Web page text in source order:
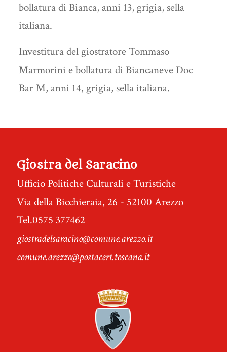
bollatura di Bianca, anni 13, grigia, sella
italiana.
Investitura del giostratore Tommaso
Marmorini e bollatura di Biancaneve Doc
Bar M, anni 14, grigia, sella italiana.
Giostra del Saracino
Ufficio Politiche Culturali e Turistiche
Via della Bicchieraia, 26 - 52100 Arezzo
Tel.0575 377462
giostradelsaracino@comune.arezzo.it
comune.arezzo@postacert.toscana.it